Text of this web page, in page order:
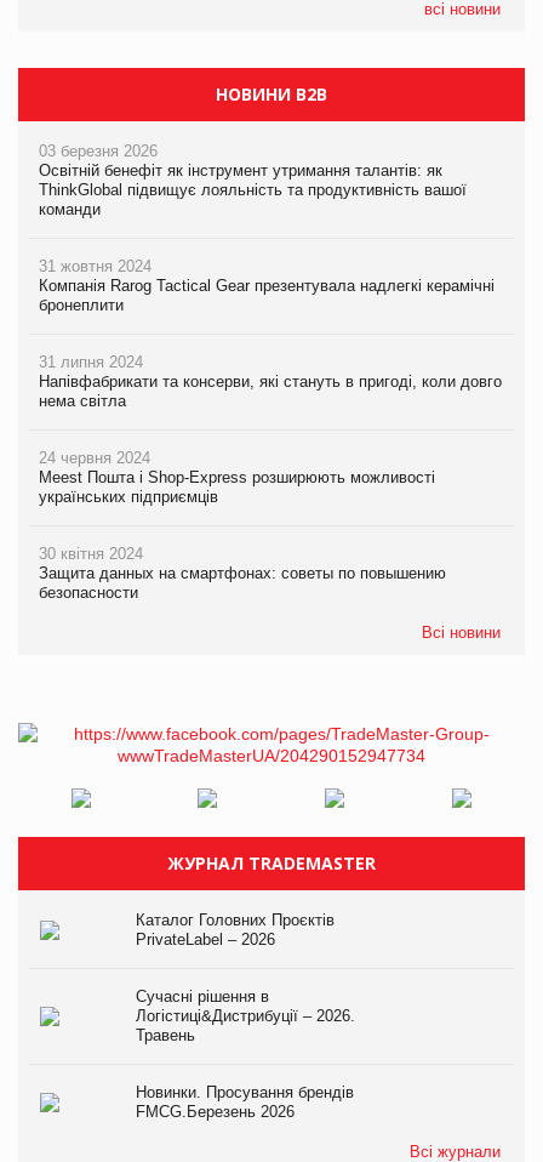
всі новини
НОВИНИ B2B
03 березня 2026
Освітній бенефіт як інструмент утримання талантів: як
ThinkGlobal підвищує лояльність та продуктивність вашої
команди
31 жовтня 2024
Компанія Rarog Tactical Gear презентувала надлегкі керамічні
бронеплити
31 липня 2024
Напівфабрикати та консерви, які стануть в пригоді, коли довго
нема світла
24 червня 2024
Meest Пошта і Shop-Express розширюють можливості
українських підприємців
30 квітня 2024
Защита данных на смартфонах: советы по повышению
безопасности
Всі новини
ЖУРНАЛ TRADEMASTER
Каталог Головних Проєктів
PrivateLabel – 2026
Сучасні рішення в
Логістиці&Дистрибуції – 2026.
Травень
Новинки. Просування брендів
FMCG.Березень 2026
Всі журнали